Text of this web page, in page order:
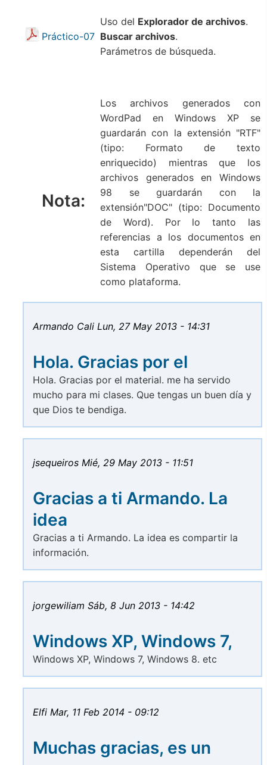
Práctico-07
Uso del Explorador de archivos.
Buscar archivos.
Parámetros de búsqueda.
Nota:
Los archivos generados con
WordPad en Windows XP se
guardarán con la extensión "RTF"
(tipo: Formato de texto
enriquecido) mientras que los
archivos generados en Windows
98 se guardarán con la
extensión"DOC" (tipo: Documento
de Word). Por lo tanto las
referencias a los documentos en
esta cartilla dependerán del
Sistema Operativo que se use
como plataforma.
Armando Cali Lun, 27 May 2013 - 14:31
Hola. Gracias por el
Hola. Gracias por el material. me ha servido
mucho para mi clases. Que tengas un buen día y
que Dios te bendiga.
jsequeiros Mié, 29 May 2013 - 11:51
Gracias a ti Armando. La
idea
Gracias a ti Armando. La idea es compartir la
información.
jorgewiliam Sáb, 8 Jun 2013 - 14:42
Windows XP, Windows 7,
Windows XP, Windows 7, Windows 8. etc
Elfi Mar, 11 Feb 2014 - 09:12
Muchas gracias, es un